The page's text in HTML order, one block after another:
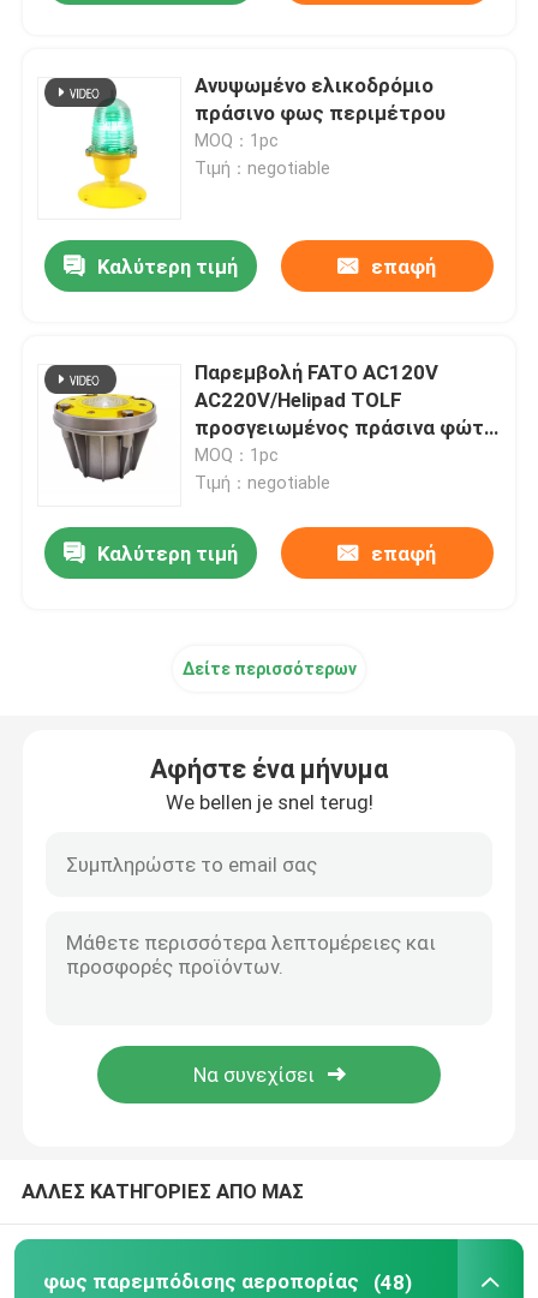
Περίπου εμείς
Ανυψωμένο ελικοδρόμιο
πράσινο φως περιμέτρου
MOQ：1pc
Τιμή：negotiable
Καλύτερη τιμή επαφή
Παρεμβολή FATO AC120V
AC220V/Helipad TOLF
προσγειωμένος πράσινα φώτα
περιμέτρου
MOQ：1pc
Τιμή：negotiable
Καλύτερη τιμή επαφή
Δείτε περισσότερων
Αφήστε ένα μήνυμα
We bellen je snel terug!
ΑΛΛΕΣ ΚΑΤΗΓΟΡΙΕΣ ΑΠΟ ΜΑΣ
φως παρεμπόδισης αεροπορίας (48)